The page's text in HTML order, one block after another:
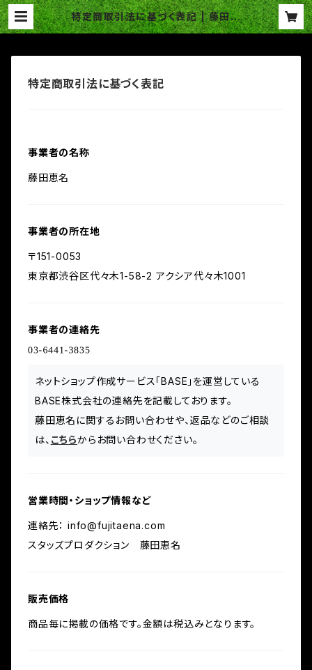
特定商取引法に基づく表記 | 藤田恵
名
特定商取引法に基づく表記
事業者の名称
藤田恵名
事業者の所在地
〒151-0053
東京都渋谷区代々木1-58-2 アクシア代々木1001
事業者の連絡先
ネットショップ作成サービス「BASE」を運営している
BASE株式会社の連絡先を記載しております。
藤田恵名に関するお問い合わせや、返品などのご相談
は、 こちらからお問い合わせください。
営業時間・ショップ情報など
連絡先： info@fujitaena.com
スタッズプロダクション 藤田恵名
販売価格
商品毎に掲載の価格です。金額は税込みとなります。